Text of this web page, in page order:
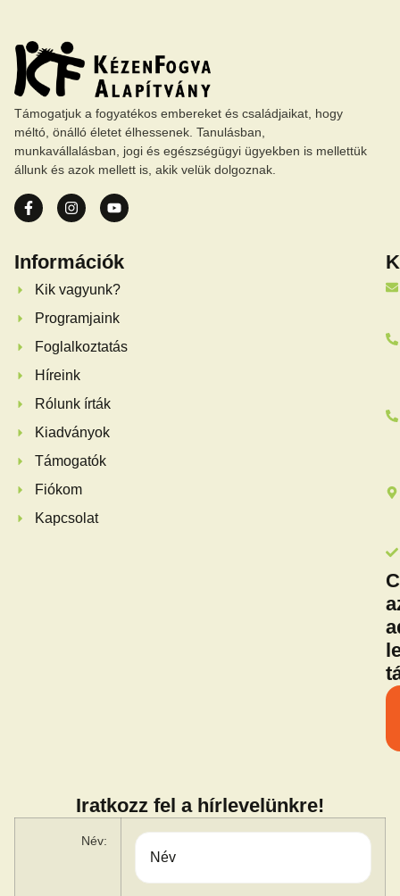
Támogatjuk a fogyatékos embereket és családjaikat, hogy
méltó, önálló életet élhessenek. Tanulásban,
munkavállalásban, jogi és egészségügyi ügyekben is mellettük
állunk és azok mellett is, akik velük dolgoznak.
Információk
Kik vagyunk?
Programjaink
Foglalkoztatás
Híreink
Rólunk írták
Kiadványok
Támogatók
Fiókom
Kapcsolat
Iratkozz fel a hírlevelünkre!
Név: